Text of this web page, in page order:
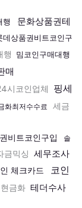
행
문화상품권테
데상품권비트코인구
행 밈코인구매대행
매
시코인업체 핑세
화최저수수료 세금
비트코인구입
솔
금믹싱 세무조사
체크카드
코인
금화 테더수사